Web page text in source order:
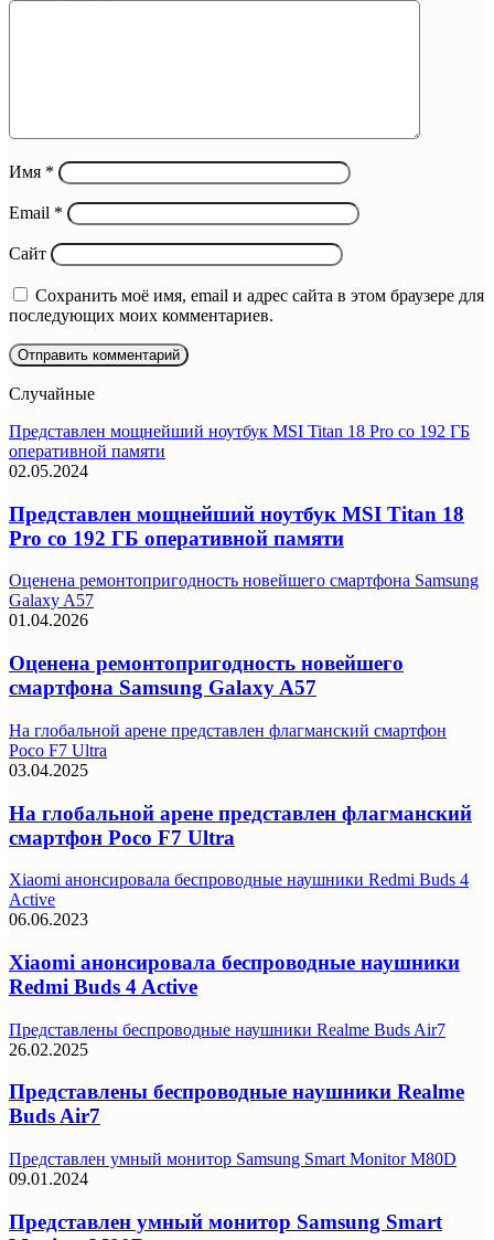
Имя *
Email *
Сайт
Сохранить моё имя, email и адрес сайта в этом браузере для
последующих моих комментариев.
Случайные
Представлен мощнейший ноутбук MSI Titan 18 Pro со 192 ГБ
оперативной памяти
02.05.2024
Представлен мощнейший ноутбук MSI Titan 18
Pro со 192 ГБ оперативной памяти
Оценена ремонтопригодность новейшего смартфона Samsung
Galaxy A57
01.04.2026
Оценена ремонтопригодность новейшего
смартфона Samsung Galaxy A57
На глобальной арене представлен флагманский смартфон
Poco F7 Ultra
03.04.2025
На глобальной арене представлен флагманский
смартфон Poco F7 Ultra
Xiaomi анонсировала беспроводные наушники Redmi Buds 4
Active
06.06.2023
Xiaomi анонсировала беспроводные наушники
Redmi Buds 4 Active
Представлены беспроводные наушники Realme Buds Air7
26.02.2025
Представлены беспроводные наушники Realme
Buds Air7
Представлен умный монитор Samsung Smart Monitor M80D
09.01.2024
Представлен умный монитор Samsung Smart